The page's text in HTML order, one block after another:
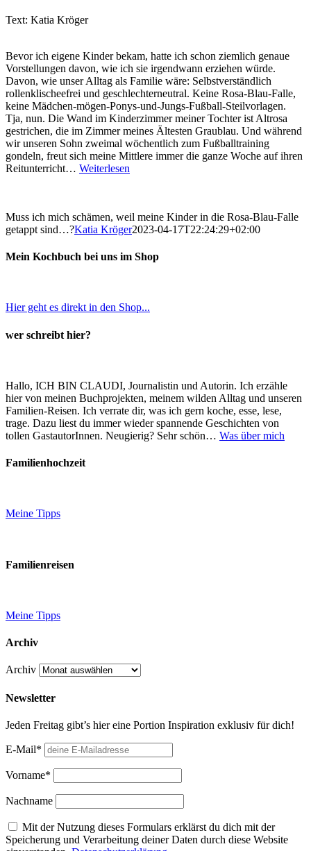
Text: Katia Kröger
Bevor ich eigene Kinder bekam, hatte ich schon ziemlich genaue
Vorstellungen davon, wie ich sie irgendwann erziehen würde.
Davon, wie unser Alltag als Familie wäre: Selbstverständlich
rollenklischeefrei und geschlechterneutral. Keine Rosa-Blau-Falle,
keine Mädchen-mögen-Ponys-und-Jungs-Fußball-Steilvorlagen.
Tja, nun. Die Wand im Kinderzimmer meiner Tochter ist Altrosa
gestrichen, die im Zimmer meines Ältesten Graublau. Und während
wir unseren Sohn zweimal wöchentlich zum Fußballtraining
gondeln, freut sich meine Mittlere immer die ganze Woche auf ihren
Reitunterricht… Weiterlesen
Muss ich mich schämen, weil meine Kinder in die Rosa-Blau-Falle
getappt sind…?Katia Kröger2023-04-17T22:24:29+02:00
Mein Kochbuch bei uns im Shop
Hier geht es direkt in den Shop...
wer schreibt hier?
Hallo, ICH BIN CLAUDI, Journalistin und Autorin. Ich erzähle
hier von meinen Buchprojekten, meinem wilden Alltag und unseren
Familien-Reisen. Ich verrate dir, was ich gern koche, esse, lese,
trage. Dazu liest du immer wieder spannende Geschichten von
tollen GastautorInnen. Neugierig? Sehr schön… Was über mich
Familienhochzeit
Meine Tipps
Familienreisen
Meine Tipps
Archiv
Archiv
Newsletter
Jeden Freitag gibt’s hier eine Portion Inspiration exklusiv für dich!
E-Mail*
Vorname*
Nachname
Mit der Nutzung dieses Formulars erklärst du dich mit der
Speicherung und Verarbeitung deiner Daten durch diese Website